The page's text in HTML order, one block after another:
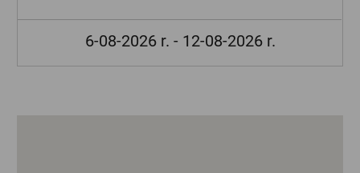
6-08-2026 r. - 12-08-2026 r.